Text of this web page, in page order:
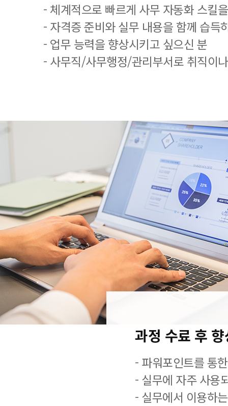
- 체계적으로 빠르게 사무 자동화 스킬
- 자격증 준비와 실무 내용을 함께 습득
- 업무 능력을 향상시키고 싶으신 분
- 사무직/사무행정/관리부서로 취직이
과정 수료 후
- 파워포인트를 통
- 실무에 자주 사용
- 실무에서 이용하